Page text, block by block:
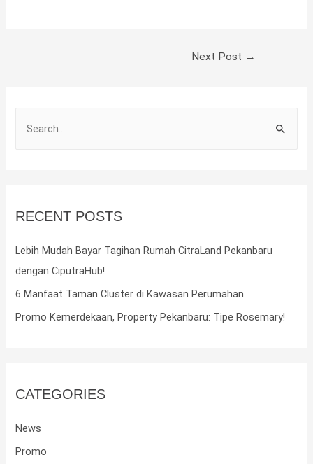
Next Post →
h
:
RECENT POSTS
Lebih Mudah Bayar Tagihan Rumah CitraLand Pekanbaru
dengan CiputraHub!
6 Manfaat Taman Cluster di Kawasan Perumahan
Promo Kemerdekaan, Property Pekanbaru: Tipe Rosemary!
CATEGORIES
News
Promo